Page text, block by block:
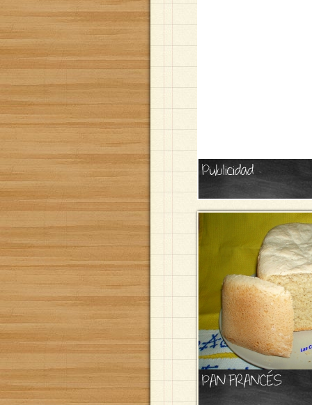
Publicidad
PAN FRANCÉS